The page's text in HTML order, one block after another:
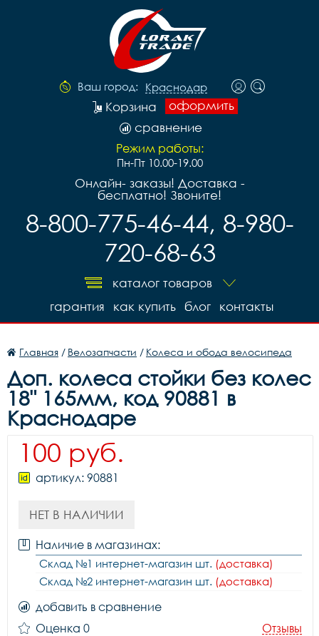
Ваш город: Краснодар
оформить
Корзина
сравнение
Режим работы:
Пн-Пт 10.00-19.00
Онлайн- заказы! Доставка -
бесплатно! Звоните!
8-800-775-46-44, 8-980-
720-68-63
каталог товаров
контакты
блог
как купить
гарантия
Главная / Велозапчасти / Колеса и обода велосипеда
Доп. колеса стойки без колес
18" 165мм, код 90881 в
Краснодаре
100 руб.
артикул: 90881
НЕТ В НАЛИЧИИ
Наличие в магазинах:
Склад №1 интернет-магазин шт. (доставка)
Склад №2 интернет-магазин шт. (доставка)
добавить в сравнение
Оценка 0
Отзывы